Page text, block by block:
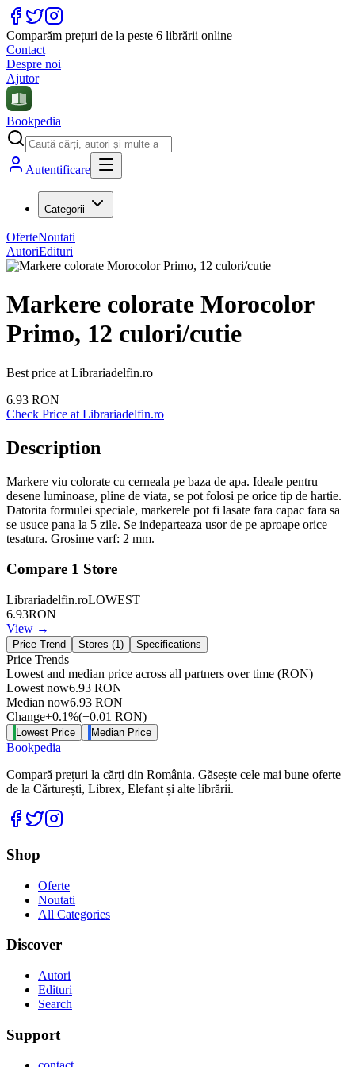
Comparăm prețuri de la peste 6 librării online
Contact
Despre noi
Ajutor
Bookpedia
Autentificare
Categorii
OferteNoutati
AutoriEdituri
Markere colorate Morocolor
Primo, 12 culori/cutie
Best price at Librariadelfin.ro
6.93 RON
Check Price at Librariadelfin.ro
Description
Markere viu colorate cu cerneala pe baza de apa. Ideale pentru
desene luminoase, pline de viata, se pot folosi pe orice tip de hartie.
Datorita formulei speciale, markerele pot fi lasate fara capac fara sa
se usuce pana la 5 zile. Se indeparteaza usor de pe aproape orice
tesatura. Grosime varf: 2 mm.
Compare 1 Store
Librariadelfin.roLOWEST
6.93RON
View →
Price Trend Stores (1) Specifications
Price Trends
Lowest and median price across all partners over time (RON)
Lowest now6.93 RON
Median now6.93 RON
Change+0.1%(+0.01 RON)
Lowest Price Median Price
Bookpedia
Compară prețuri la cărți din România. Găsește cele mai bune oferte
de la Cărturești, Librex, Elefant și alte librării.
Facebook
Twitter
Shop
Oferte
Noutati
All Categories
Discover
Autori
Edituri
Search
Support